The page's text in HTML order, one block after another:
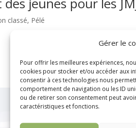
Gérer le
Pour offrir les meilleures expériences,
cookies pour stocker et/ou accéder aux
consentir à ces technologies nous
comportement de navigation ou les ID
ou de retirer son consentement peut
caractéristiques et fonctions.
classé, Pélé